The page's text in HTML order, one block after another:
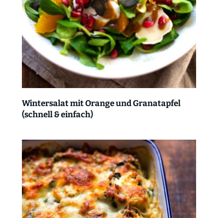
Wintersalat mit Orange und Granatapfel
(schnell & einfach)